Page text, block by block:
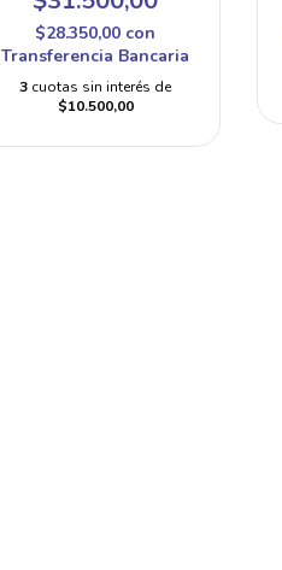
$28.350,00 con
Transferencia Bancaria
3 cuotas sin interés de
$10.500,00